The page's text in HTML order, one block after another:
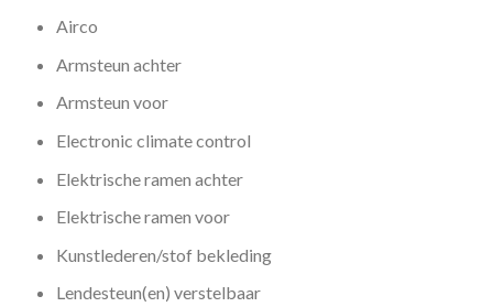
Airco
Armsteun achter
Armsteun voor
Electronic climate control
Elektrische ramen achter
Elektrische ramen voor
Kunstlederen/stof bekleding
Lendesteun(en) verstelbaar